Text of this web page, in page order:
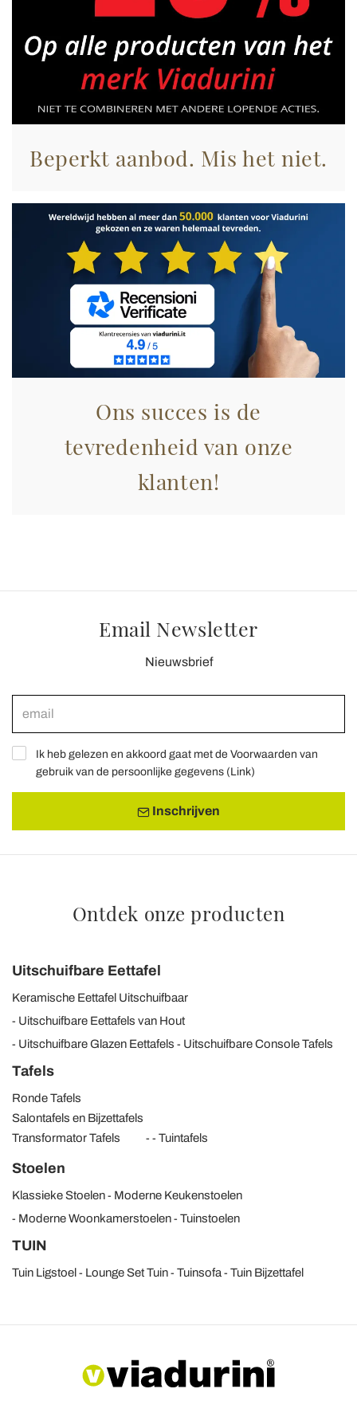
analizzare il nostro traffico. Condividiamo inoltre
informazioni sul modo in cui utilizza il nostro sito con i
nostri partner che si occupano di analisi dei dati web,
pubblicità e social media, i quali potrebbero combinarle
raccolto dal suo utilizzo dei loro servizi.
Beperkt aanbod. Mis het niet.
Ons succes is de
tevredenheid van onze
klanten!
Email Newsletter
Nieuwsbrief
Ik heb gelezen en akkoord gaat met de Voorwaarden van
gebruik van de persoonlijke gegevens (Link)
Inschrijven
Ontdek onze producten
Uitschuifbare Eettafel
Keramische Eettafel Uitschuifbaar
Uitschuifbare Eettafels van Hout
Uitschuifbare Glazen Eettafels
Uitschuifbare Console Tafels
Tafels
Ronde Tafels
Salontafels en Bijzettafels
Transformator Tafels
Tuintafels
Stoelen
Klassieke Stoelen
Moderne Keukenstoelen
Moderne Woonkamerstoelen
Tuinstoelen
TUIN
Tuin Ligstoel Lounge Set Tuin Tuinsofa Tuin Bijzettafel